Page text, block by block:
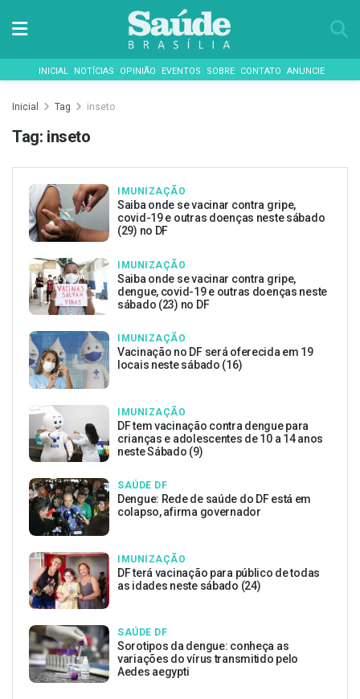
INICIAL NOTÍCIAS OPINIÃO EVENTOS SOBRE CONTATO ANUNCIE
Inicial Tag inseto
Tag: inseto
IMUNIZAÇÃO
Saiba onde se vacinar contra gripe,
covid-19 e outras doenças neste sábado
(29) no DF
IMUNIZAÇÃO
Saiba onde se vacinar contra gripe,
dengue, covid-19 e outras doenças neste
sábado (23) no DF
IMUNIZAÇÃO
Vacinação no DF será oferecida em 19
locais neste sábado (16)
IMUNIZAÇÃO
DF tem vacinação contra dengue para
crianças e adolescentes de 10 a 14 anos
neste Sábado (9)
SAÚDE DF
Dengue: Rede de saúde do DF está em
colapso, afirma governador
IMUNIZAÇÃO
DF terá vacinação para público de todas
as idades neste sábado (24)
SAÚDE DF
Sorotipos da dengue: conheça as
variações do vírus transmitido pelo
Aedes aegypti